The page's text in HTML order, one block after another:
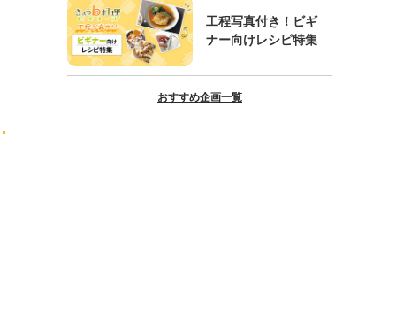
工程写真付き！ビギ
ナー向けレシピ特集
おすすめ企画一覧